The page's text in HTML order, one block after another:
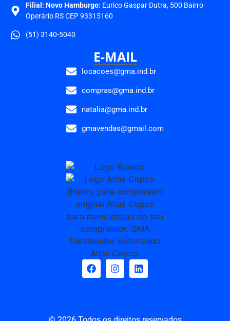
Filial: Novo Hamburgo: Eurico Gaspar Dutra, 500 Bairro
Operário RS CEP 93315160
(51) 3140-5040
E-MAIL
locacoes@gma.ind.br
compras@gma.ind.br
natalia@gma.ind.br
gmavendas@gmail.com